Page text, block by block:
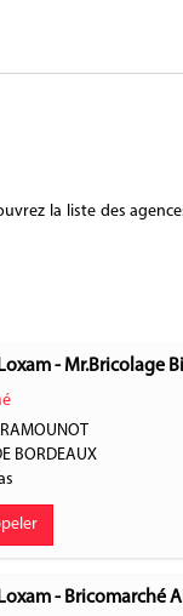
la liste des
- Mr.Bricolage
BORDEAUX
- Bricomarché